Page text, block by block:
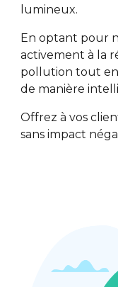
lumineux.
En optant pour
activement à la
pollution tout
de manière
Offrez à vos
sans impact